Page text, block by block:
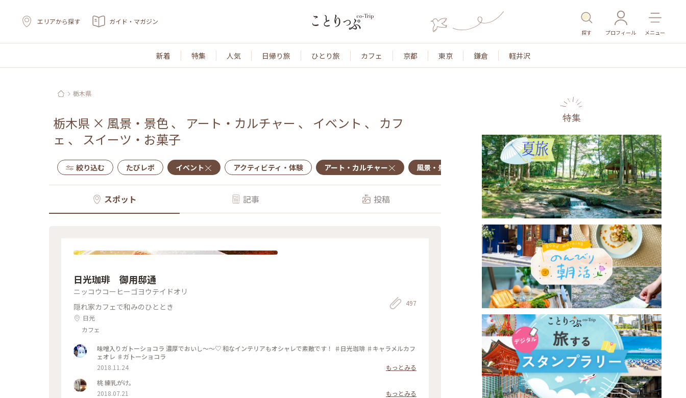
エリアから探す ガイド・マガジン
探す プロフィール メニュー
新着 特集 人気 日帰り旅 ひとり旅 カフェ 京都 東京 鎌倉 軽井沢
栃木県
栃木県 × 風景・景色 、 アート・カルチャー 、 イベント 、 カフ
ェ 、 スイーツ・お菓子
絞り込む たびレポ イベント アクティビティ・体験 アート・カルチャー 風景・景色 名所・旧跡 温泉・スパ その他施設 ごはん
スポット 記事 投稿
日光珈琲 御用邸通
ニッコウコーヒーゴヨウテイドオリ
隠れ家カフェで和みのひととき
日光
カフェ
497
味噌入りガトーショコラ 濃厚でおいし〜〜♡ 和なインテリアもオシャレで素敵です！ ♯日光珈琲 ♯キャラメルカフ
ェオレ ♯ガトーショコラ
2018.11.24
もっとみる
桃 練乳がけ。
2018.07.21
もっとみる
特集